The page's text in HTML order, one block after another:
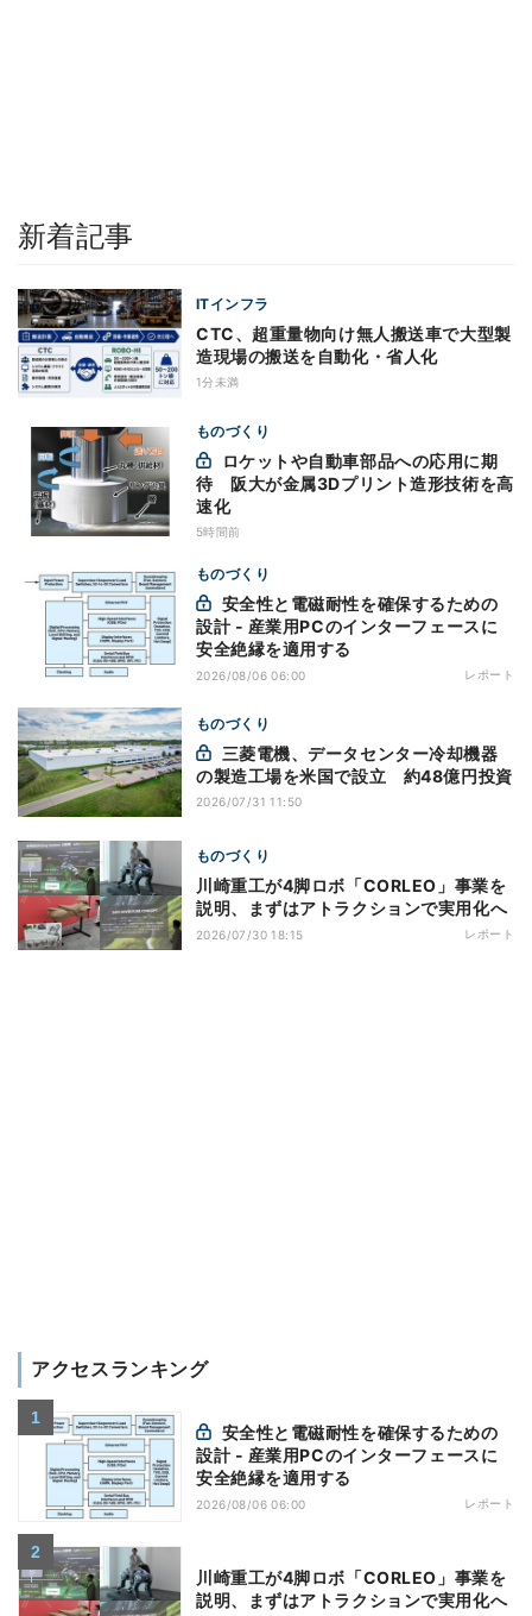
新着記事
ITインフラ
CTC、超重量物向け無人搬送車で大型製
造現場の搬送を自動化・省人化
1分未満
ものづくり
待 阪大が金属3Dプリント造形技術を高
速化
5時間前
ものづくり
設計 - 産業用PCのインターフェースに
安全絶縁を適用する
2026/08/06 06:00 レポート
ものづくり
の製造工場を米国で設立 約48億円投資
2026/07/31 11:50
ものづくり
川崎重工が4脚ロボ「CORLEO」事業を
説明、まずはアトラクションで実用化へ
2026/07/30 18:15 レポート
アクセスランキング
設計 - 産業用PCのインターフェースに
安全絶縁を適用する
2026/08/06 06:00 レポート
川崎重工が4脚ロボ「CORLEO」事業を
説明、まずはアトラクションで実用化へ